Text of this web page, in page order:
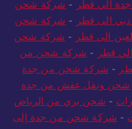
الي قطر - شركة شحن
الى قطر - شركة شحن
الى قطر - شركة شحن
قطر - شركة شحن من
- شركة شحن من جدة
شحن ونقل عفش من جدة
- شحن بري من الرياض
- شركة شحن من جدة إلى